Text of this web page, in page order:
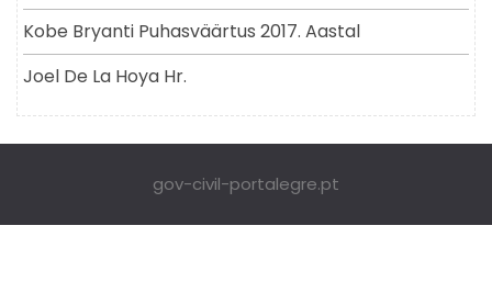
Kobe ​​bryanti Puhasväärtus 2017. Aastal
Joel De La Hoya Hr.
gov-civil-portalegre.pt